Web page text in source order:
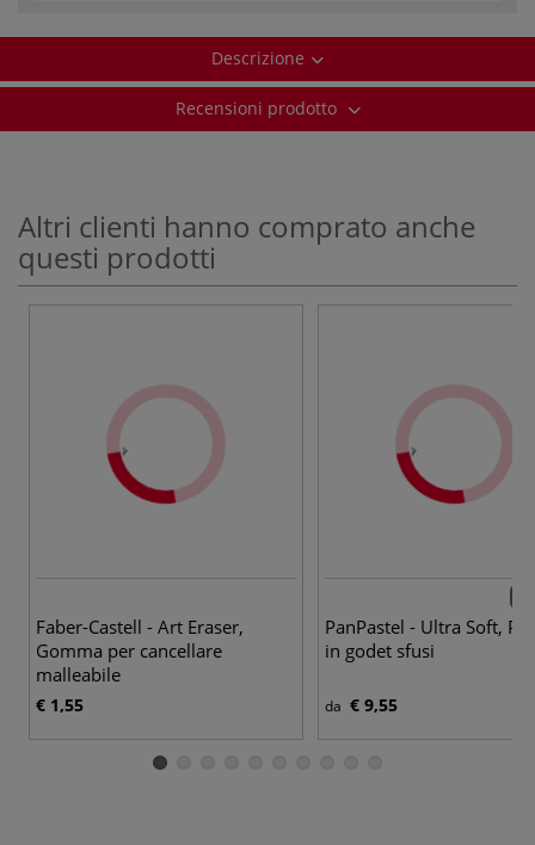
Descrizione
Recensioni prodotto
Altri clienti hanno comprato anche
questi prodotti
Faber-Castell - Art Eraser,
Gomma per cancellare
malleabile
€ 1,55
PanPastel - Ultra Soft,
in godet sfusi
da € 9,55